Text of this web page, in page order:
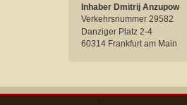
Inhaber Dmitrij Anzupow
Verkehrsnummer 29582
Danziger Platz 2-4
60314 Frankfurt am Main